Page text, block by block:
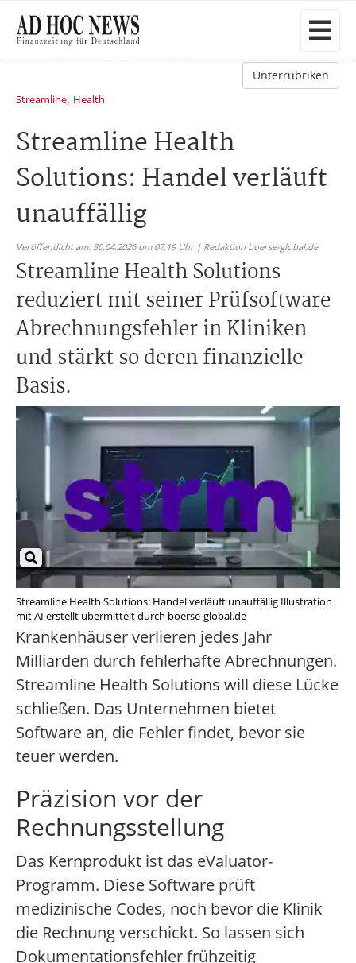
Unterrubriken
Streamline, Health
Streamline Health
Solutions: Handel verläuft
unauffällig
Veröffentlicht am: 30.04.2026 um 07:19 Uhr | Redaktion boerse-global.de
Streamline Health Solutions
reduziert mit seiner Prüfsoftware
Abrechnungsfehler in Kliniken
und stärkt so deren finanzielle
Basis.
Streamline Health Solutions: Handel verläuft unauffällig Illustration
mit AI erstellt übermittelt durch boerse-global.de
Krankenhäuser verlieren jedes Jahr
Milliarden durch fehlerhafte Abrechnungen.
Streamline Health Solutions will diese Lücke
schließen. Das Unternehmen bietet
Software an, die Fehler findet, bevor sie
teuer werden.
Präzision vor der
Rechnungsstellung
Das Kernprodukt ist das eValuator-
Programm. Diese Software prüft
medizinische Codes, noch bevor die Klinik
die Rechnung verschickt. So lassen sich
Dokumentationsfehler frühzeitig